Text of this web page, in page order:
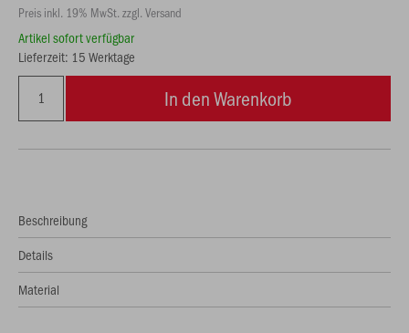
Preis inkl. 19% MwSt. zzgl. Versand
Artikel sofort verfügbar
Lieferzeit: 15 Werktage
In den Warenkorb
Beschreibung
Details
Material